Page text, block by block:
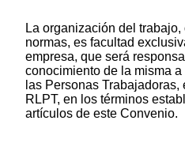
La organización del
normas, es facultad
empresa, que será
conocimiento de la misma
las Personas
RLPT, en los términos
artículos de este Convenio.